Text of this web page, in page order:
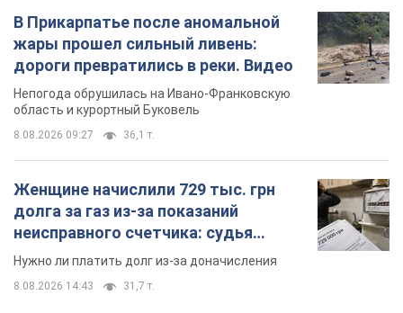
В Прикарпатье после аномальной
жары прошел сильный ливень:
дороги превратились в реки. Видео
Непогода обрушилась на Ивано-Франковскую
область и курортный Буковель
8.08.2026 09:27 36,1 т.
Женщине начислили 729 тыс. грн
долга за газ из-за показаний
неисправного счетчика: судья
вынес неожиданное решение
Нужно ли платить долг из-за доначисления
8.08.2026 14:43 31,7 т.